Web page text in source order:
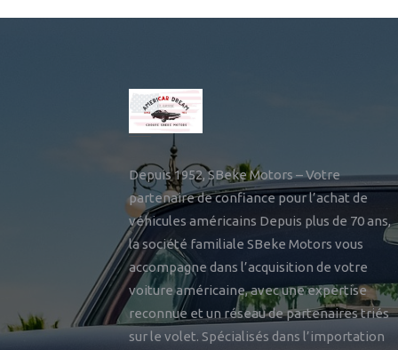
Depuis 1952, SBeke Motors – Votre
partenaire de confiance pour l’achat de
véhicules américains Depuis plus de 70 ans,
la société familiale SBeke Motors vous
accompagne dans l’acquisition de votre
voiture américaine, avec une expertise
reconnue et un réseau de partenaires triés
sur le volet. Spécialisés dans l’importation